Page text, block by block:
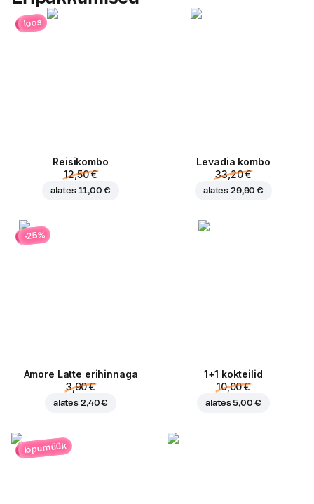
loos
Reisikombo
12,50 €
alates 11,00 €
Levadia kombo
33,20 €
alates 29,90 €
-25%
Amore Latte erihinnaga
3,90 €
alates 2,40 €
1+1 kokteilid
10,00 €
alates5,00 €
lõpumüük